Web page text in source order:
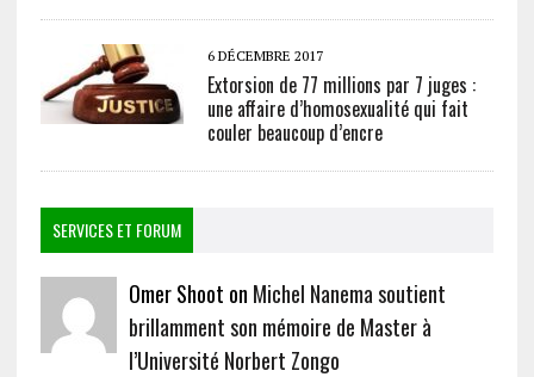
6 DÉCEMBRE 2017
Extorsion de 77 millions par 7 juges :
une affaire d’homosexualité qui fait
couler beaucoup d’encre
SERVICES ET FORUM
Omer Shoot on Michel Nanema soutient
brillamment son mémoire de Master à
l’Université Norbert Zongo